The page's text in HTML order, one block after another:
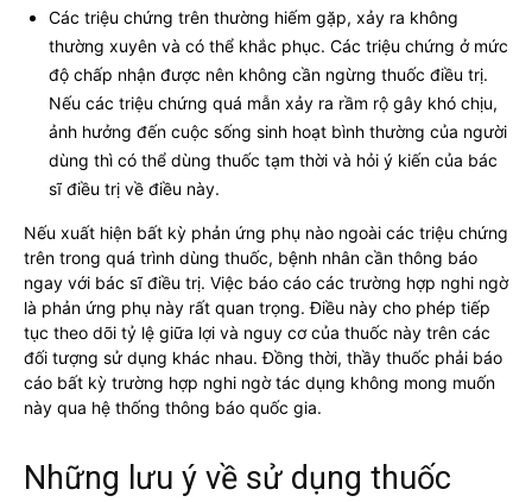
Các triệu chứng trên thường hiếm gặp, xảy ra không
thường xuyên và có thể khắc phục. Các triệu chứng ở mức
độ chấp nhận được nên không cần ngừng thuốc điều trị.
Nếu các triệu chứng quá mẫn xảy ra rầm rộ gây khó chịu,
ảnh hưởng đến cuộc sống sinh hoạt bình thường của người
dùng thì có thể dùng thuốc tạm thời và hỏi ý kiến của bác
sĩ điều trị về điều này.
Nếu xuất hiện bất kỳ phản ứng phụ nào ngoài các triệu chứng
trên trong quá trình dùng thuốc, bệnh nhân cần thông báo
ngay với bác sĩ điều trị. Việc báo cáo các trường hợp nghi ngờ
là phản ứng phụ này rất quan trọng. Điều này cho phép tiếp
tục theo dõi tỷ lệ giữa lợi và nguy cơ của thuốc này trên các
đối tượng sử dụng khác nhau. Đồng thời, thầy thuốc phải báo
cáo bất kỳ trường hợp nghi ngờ tác dụng không mong muốn
này qua hệ thống thông báo quốc gia.
Những lưu ý về sử dụng thuốc